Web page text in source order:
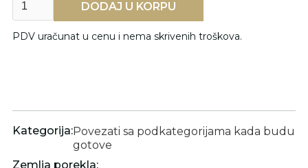
PDV uračunat u cenu i nema skrivenih troškova.
Kategorija:Povezati sa podkategorijama kada budu
gotove
Zemlja porekla: